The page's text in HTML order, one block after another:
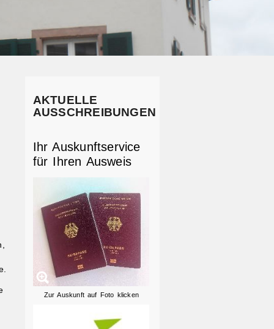
AKTUELLE
AUSSCHREIBUNGEN
Ihr Auskunftservice
für Ihren Ausweis
Zur Auskunft auf Foto klicken